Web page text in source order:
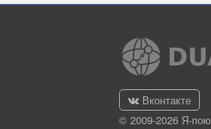
Вконтакте
© 2009-2026 Я-пою